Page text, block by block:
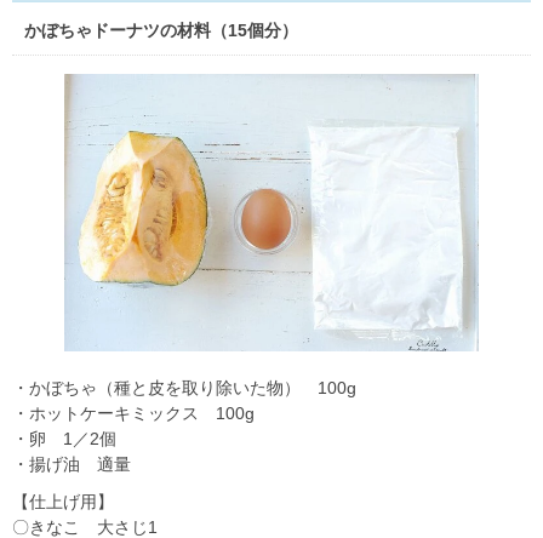
かぼちゃドーナツの材料（15個分）
・かぼちゃ（種と皮を取り除いた物） 100g
・ホットケーキミックス 100g
・卵 1／2個
・揚げ油 適量
【仕上げ用】
〇きなこ 大さじ1